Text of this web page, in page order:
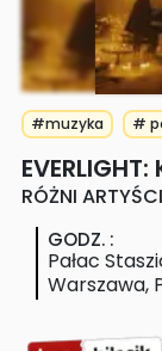
#muzyka #
RÓŻNI ARTYŚCI
GODZ. :
Pałac
Warszawa,